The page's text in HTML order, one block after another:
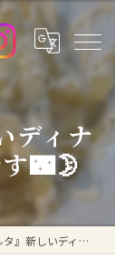
ディナ
🌃🌛
ナーメニューのご紹介です🌃🌛